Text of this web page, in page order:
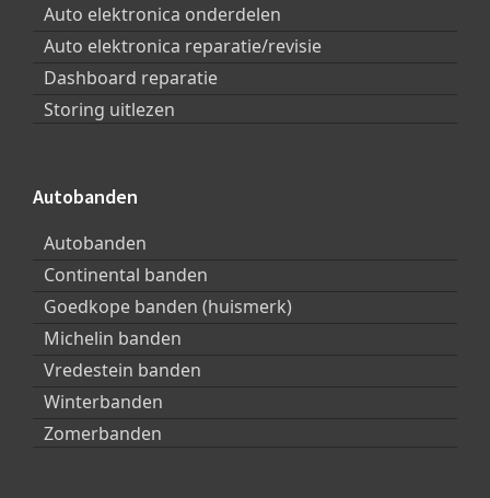
Auto elektronica onderdelen
Auto elektronica reparatie/revisie
Dashboard reparatie
Storing uitlezen
Autobanden
Autobanden
Continental banden
Goedkope banden (huismerk)
Michelin banden
Vredestein banden
Winterbanden
Zomerbanden